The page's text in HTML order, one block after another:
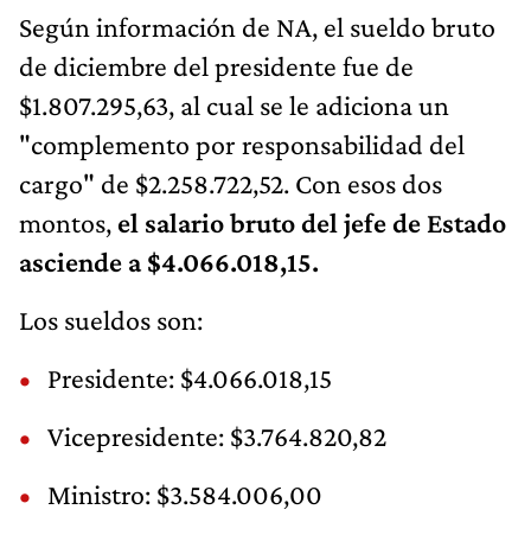
Según información de NA, el sueldo bruto
de diciembre del presidente fue de
$1.807.295,63, al cual se le adiciona un
"complemento por responsabilidad del
cargo" de $2.258.722,52. Con esos dos
montos, el salario bruto del jefe de Estado
asciende a $4.066.018,15.
Los sueldos son:
Presidente: $4.066.018,15
Vicepresidente: $3.764.820,82
Ministro: $3.584.006,00